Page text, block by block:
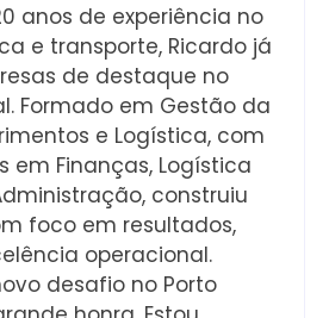
anos de experiência no
e transporte, Ricardo já
de destaque no
Formado em Gestão da
e Logística, com
em Finanças, Logística
construiu
foco em resultados,
operacional.
desafio no Porto